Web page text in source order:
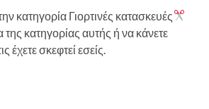
κατηγορία Γιορτινές κατασκευές
της κατηγορίας αυτής ή να κάνετε
έχετε σκεφτεί εσείς.